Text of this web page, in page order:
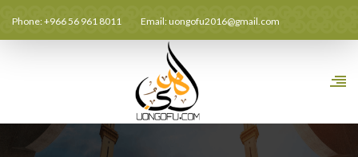
Phone: +966 56 961 8011 Email:uongofu2016@gmail.com